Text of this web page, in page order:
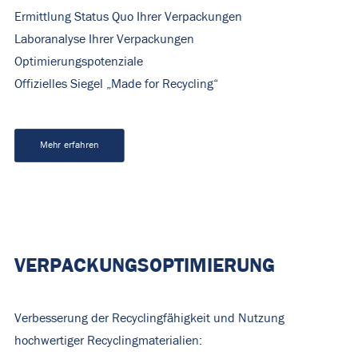
Ermittlung Status Quo Ihrer Verpackungen
Laboranalyse Ihrer Verpackungen
Optimierungspotenziale
Offizielles Siegel „Made for Recycling“
Mehr erfahren
VERPACKUNGSOPTIMIERUNG
Verbesserung der Recyclingfähigkeit und Nutzung
hochwertiger Recyclingmaterialien: